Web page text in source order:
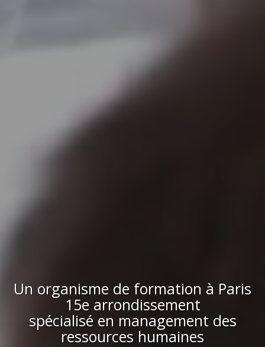
Un organisme de formation à Paris
15e arrondissement
spécialisé en management des
ressources humaines